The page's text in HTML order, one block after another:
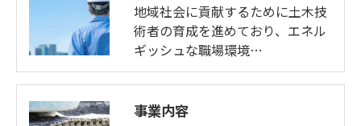
地域社会に貢献するために土木技
術者の育成を進めており、エネル
ギッシュな職場環境…
事業内容